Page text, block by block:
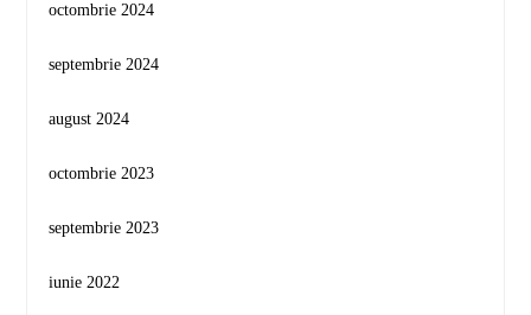
octombrie 2024
septembrie 2024
august 2024
octombrie 2023
septembrie 2023
iunie 2022